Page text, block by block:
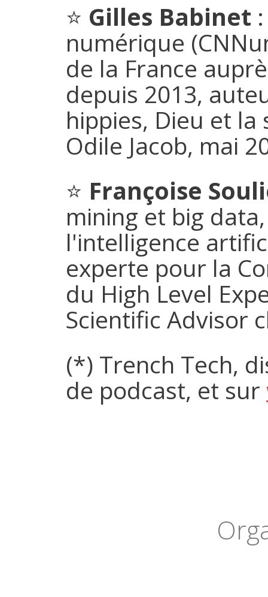
⭐ Gilles Babinet
numérique
de la France
depuis 2013,
hippies, Dieu et
Odile Jacob, mai
⭐ Françoise
mining et big
l'intelligence
experte pour la
du High Level
Scientific Advisor
(*) Trench Tech,
de podcast, et sur